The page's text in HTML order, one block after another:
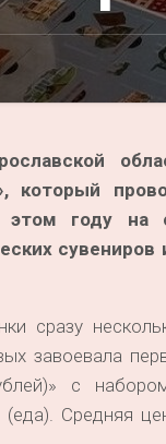
который
этом году
сразу
завоевала
с
(еда). Средняя